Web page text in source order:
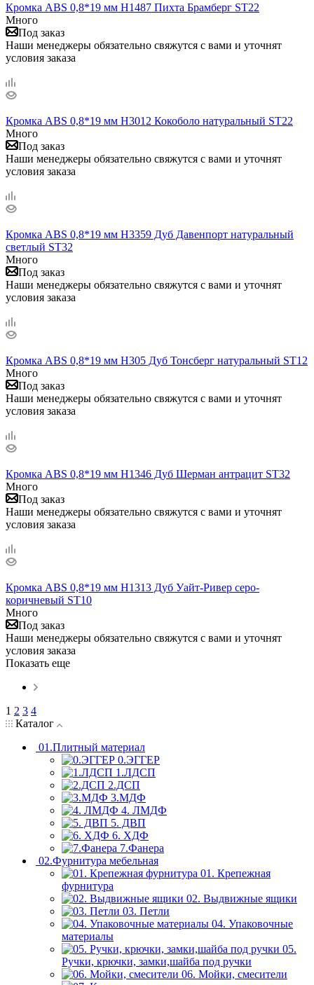
Кромка ABS 0,8*19 мм H1487 Пихта Брамберг ST22
Много
Под заказ
Наши менеджеры обязательно свяжутся с вами и уточнят
условия заказа
Кромка ABS 0,8*19 мм H3012 Кокоболо натуральный ST22
Много
Под заказ
Наши менеджеры обязательно свяжутся с вами и уточнят
условия заказа
Кромка ABS 0,8*19 мм H3359 Дуб Давенпорт натуральный
светлый ST32
Много
Под заказ
Наши менеджеры обязательно свяжутся с вами и уточнят
условия заказа
Кромка ABS 0,8*19 мм H305 Дуб Тонсберг натуральный ST12
Много
Под заказ
Наши менеджеры обязательно свяжутся с вами и уточнят
условия заказа
Кромка ABS 0,8*19 мм H1346 Дуб Шерман антрацит ST32
Много
Под заказ
Наши менеджеры обязательно свяжутся с вами и уточнят
условия заказа
Кромка ABS 0,8*19 мм H1313 Дуб Уайт-Ривер серо-
коричневый ST10
Много
Под заказ
Наши менеджеры обязательно свяжутся с вами и уточнят
условия заказа
Показать еще
1 2 3 4
Каталог
01.Плитный материал
0.ЭГГЕР
1.ЛДСП
2.ДСП
3.МДФ
4. ЛМДФ
5. ДВП
6. ХДФ
7.Фанера
02.Фурнитура мебельная
01. Крепежная
фурнитура
02. Выдвижные ящики
03. Петли
04. Упаковочные
материалы
05.
Ручки, крючки, замки,шайба под ручки
06. Мойки, смесители